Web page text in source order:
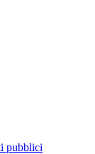
pubblici